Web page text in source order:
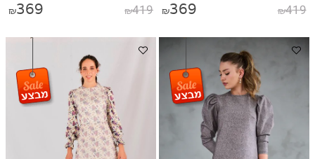
₪419
₪369
₪419
₪369